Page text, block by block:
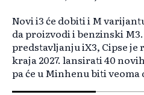
Novi i3 će dobiti i M
da proizvodi i benzinski
predstavljanju iX3, Cipse je
kraja 2027. lansirati 40
pa će u Minhenu biti veoma